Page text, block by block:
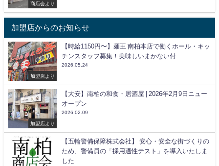
商店会より
加盟店からのお知らせ
加盟店より
【時給1150円〜】麺王 南柏本店で働くホール・キッ
チンスタッフ募集！美味しいまかない付
2026.05.24
加盟店より
【大安】南柏の和食・居酒屋 | 2026年2月9日ニュー
オープン
2026.02.09
【五輪警備保障株式会社】 安心・安全な街づくりの
ため、警備員の「採用適性テスト」を導入いたしま
した